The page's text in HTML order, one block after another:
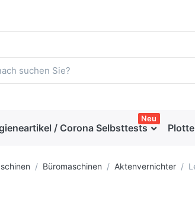
/ Corona Selbsttests
Neu
Büromaschinen Aktenvernichter